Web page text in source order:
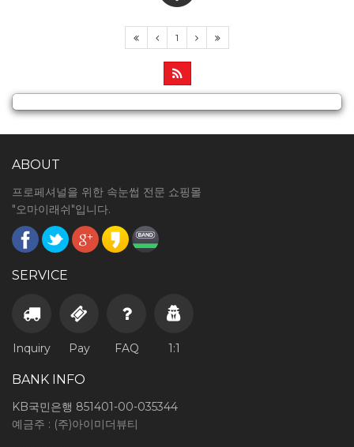
1
ABOUT
프로페셔널을 위한 속눈썹 전문 쇼핑몰
"오마이래쉬"입니다.
SERVICE
Inquiry Pay FAQ 1:1
BANK INFO
KB국민은행 851401-00-035344
예금주 : (주)아이미더뷰티